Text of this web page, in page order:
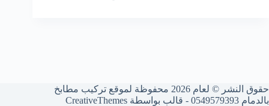
حقوق النشر © لعام 2026 محفوظة لموقع تركيب مطابخ
بالدمام 0549579393 - قالب بواسطة
CreativeThemes